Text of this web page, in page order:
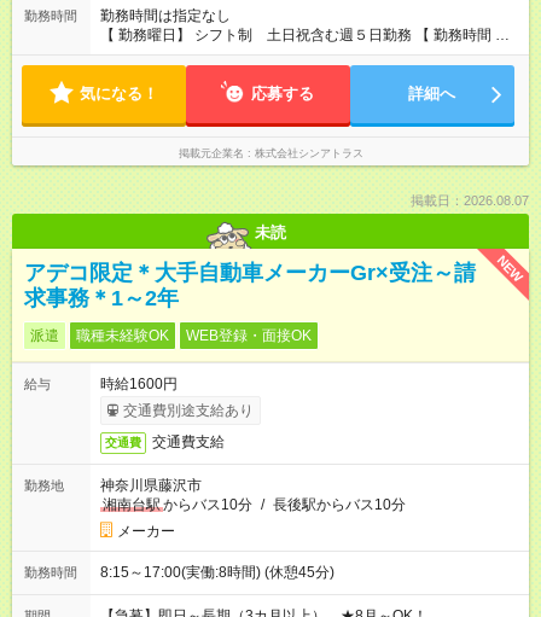
勤務時間
勤務時間は指定なし
【 勤務曜日】 シフト制 土日祝含む週５日勤務 【 勤務時間 】
・ 9：00～20：00（実働8h／休憩１h） ※残業ほとんどありま
気になる！ 応募する 詳細へ
掲載元企業名 株式会社シンアトラス
掲載日：2026.08.07
未読
NEW
アデコ限定＊大手自動車メーカーGr×受注～請
求事務＊1～2年
派遣 職種未経験OK WEB登録・面接OK
給与
時給1600円
交通費別途支給あり
交通費 交通費支給
勤務地
神奈川県藤沢市
湘南台駅からバス10分 / 長後駅からバス10分
メーカー
勤務時間 8:15～17:00(実働:8時間) (休憩45分)